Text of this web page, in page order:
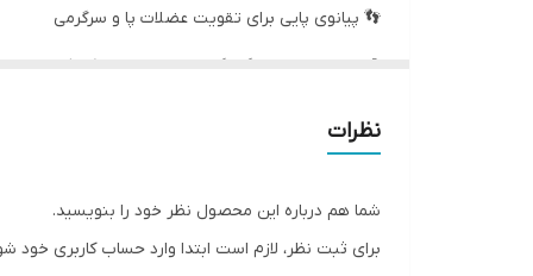
👣 پیانوی پایی برای تقویت عضلات پا و سرگرمی
🎨 طراحی شاد و رنگارنگ برای جلب توجه کودک
📦 بسته‌بندی: 38.5×26.5×8 سانتی‌متر
نظرات
شما هم درباره این محصول نظر خود را بنویسید.
برای ثبت نظر، لازم است ابتدا وارد حساب کاربری خود